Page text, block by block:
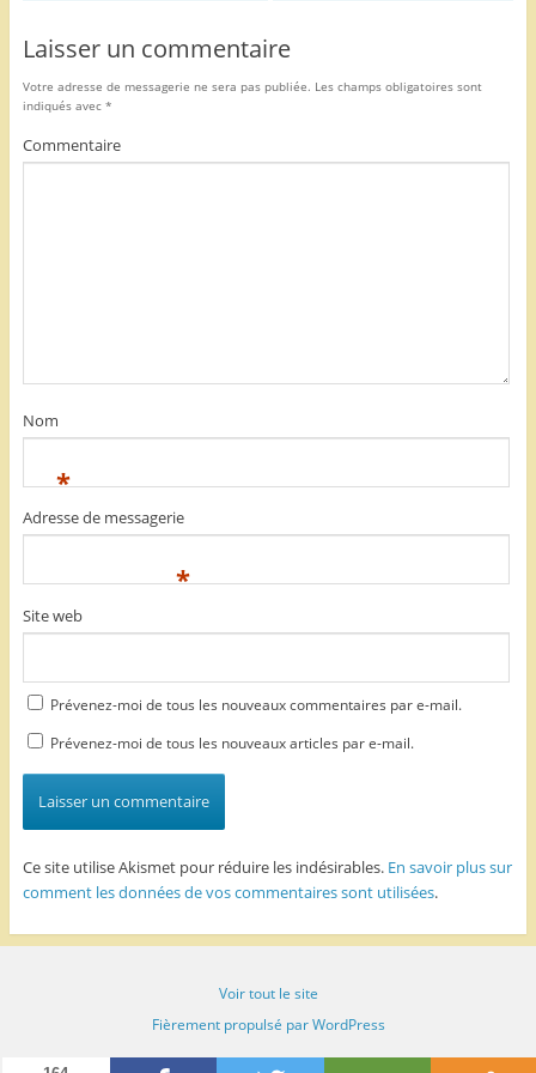
Laisser un commentaire
Votre adresse de messagerie ne sera pas publiée. Les champs obligatoires sont
indiqués avec *
Commentaire
Nom
*
Adresse de messagerie
*
Site web
Prévenez-moi de tous les nouveaux commentaires par e-mail.
Prévenez-moi de tous les nouveaux articles par e-mail.
Ce site utilise Akismet pour réduire les indésirables. En savoir plus sur
comment les données de vos commentaires sont utilisées.
Voir tout le site
Fièrement propulsé par WordPress